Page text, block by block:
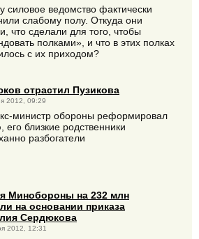
силовое ведомство фактически
слабому полу. Откуда они
что сделали для того, чтобы
полками», и что в этих полках
с их приходом?
отрастил Пузикова
2012, 09:29
министр обороны реформировал
близкие родственники
разбогатели
Минобороны на 232 млн
на основании приказа
Сердюкова
2012, 12:31